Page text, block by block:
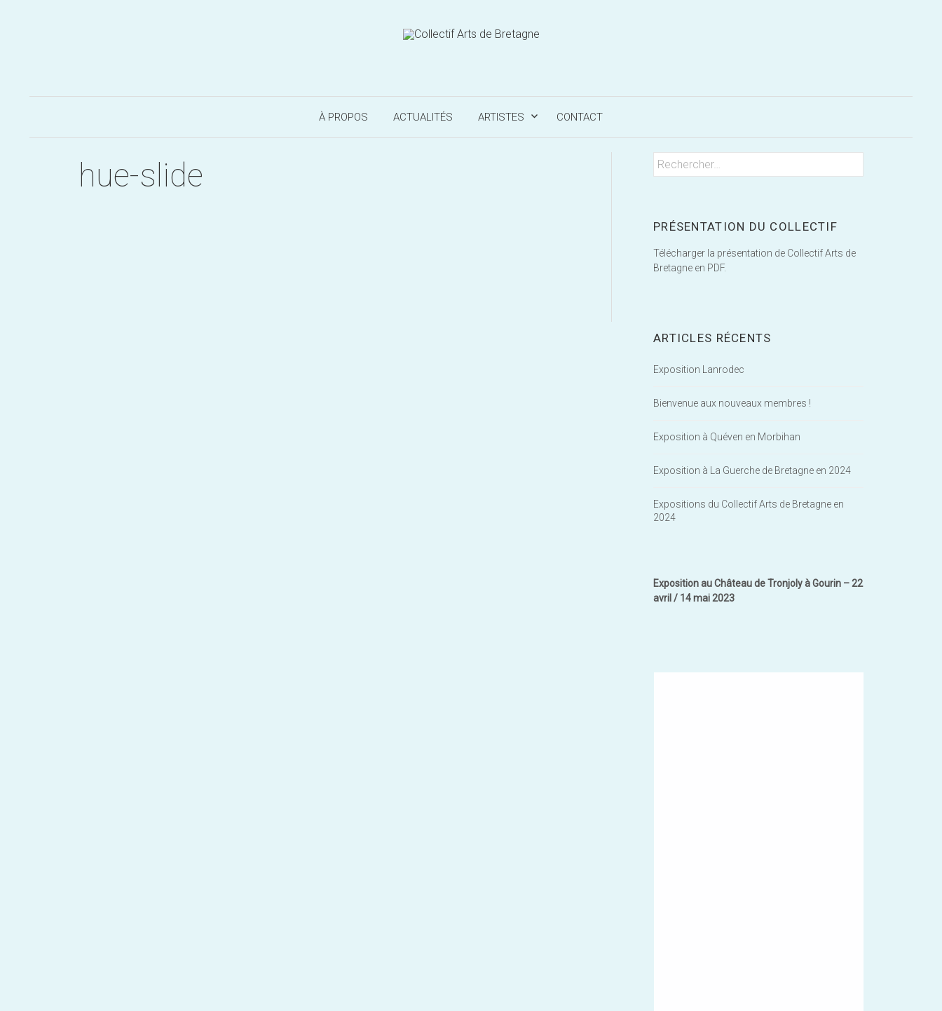
À PROPOS ACTUALITÉS ARTISTES CONTACT
hue-slide Rechercher :
PRÉSENTATION DU COLLECTIF
Télécharger la présentation de Collectif Arts de
Bretagne en PDF.
ARTICLES RÉCENTS
Exposition Lanrodec
Bienvenue aux nouveaux membres !
Exposition à Quéven en Morbihan
Exposition à La Guerche de Bretagne en 2024
Expositions du Collectif Arts de Bretagne en
2024
Exposition au Château de Tronjoly à Gourin – 22
avril / 14 mai 2023